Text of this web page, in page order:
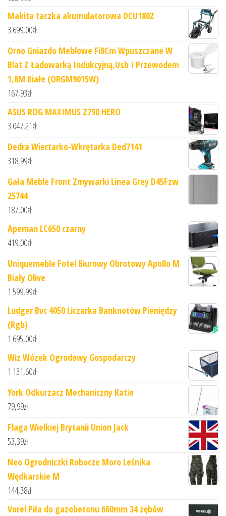
Makita taczka akumulatorowa DCU180Z
3 699,00zł
Orno Gniazdo Meblowe Fi8Cm Wpuszczane W
Blat Z Ładowarką Indukcyjną,Usb I Przewodem
1,8M Białe (ORGM9015W)
167,93zł
ASUS ROG MAXIMUS Z790 HERO
3 047,21zł
Dedra Wiertarko-Wkrętarka Ded7141
318,99zł
Gała Meble Front Zmywarki Linea Grey D45Fzw
25744
187,00zł
Apeman LC650 czarny
419,00zł
Uniquemeble Fotel Biurowy Obrotowy Apollo M
Biały Olive
1 599,99zł
Ludger Bvc 4050 Liczarka Banknotów Pieniędzy
(Rgb)
1 695,00zł
Wiz Wózek Ogrodowy Gospodarczy
1 131,60zł
York Odkurzacz Mechaniczny Katie
79,99zł
Flaga Wielkiej Brytanii Union Jack
53,39zł
Neo Ogrodniczki Robocze Moro Leśnika
Wędkarskie M
144,38zł
Vorel Piła do gazobetonu 660mm 34 zębów